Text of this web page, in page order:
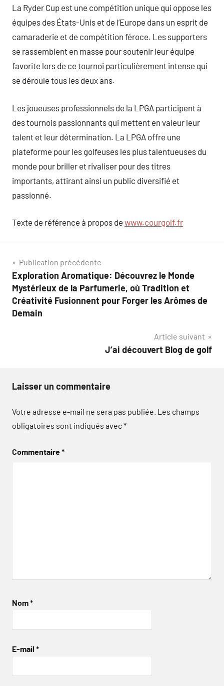
La Ryder Cup est une compétition unique qui oppose les
équipes des États-Unis et de l’Europe dans un esprit de
camaraderie et de compétition féroce. Les supporters
se rassemblent en masse pour soutenir leur équipe
favorite lors de ce tournoi particulièrement intense qui
se déroule tous les deux ans.
Les joueuses professionnels de la LPGA participent à
des tournois passionnants qui mettent en valeur leur
talent et leur détermination. La LPGA offre une
plateforme pour les golfeuses les plus talentueuses du
monde pour briller et rivaliser pour des titres
importants, attirant ainsi un public diversifié et
passionné.
Texte de référence à propos de www.courgolf.fr
Navigation
de
l’article
Publication précédente
Exploration Aromatique: Découvrez le Monde
Mystérieux de la Parfumerie, où Tradition et
Créativité Fusionnent pour Forger les Arômes de
Demain
Article suivant
J’ai découvert Blog de golf
Laisser un commentaire
Votre adresse e-mail ne sera pas publiée. Les champs
obligatoires sont indiqués avec*
Commentaire*
Nom*
E-mail *